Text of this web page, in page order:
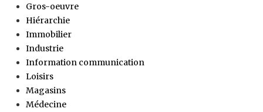
Gros-oeuvre
Hiérarchie
Immobilier
Industrie
Information communication
Loisirs
Magasins
Médecine